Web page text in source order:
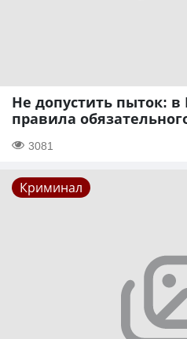
Не допустить пыток: в
правила
3081
Криминал